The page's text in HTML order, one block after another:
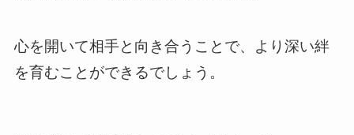
心を開いて相手と向き合うことで、より深い絆
を育むことができるでしょう。